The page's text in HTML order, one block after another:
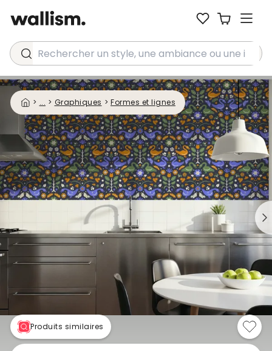
Rechercher un style, une ambiance ou une idée...
> ... > Graphiques > Formes et lignes
Produits similaires